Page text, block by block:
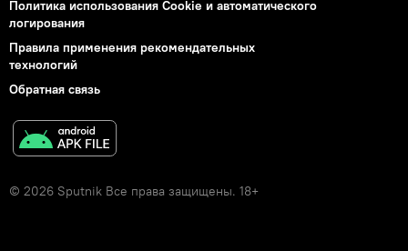
Политика использования Cookie и автоматического
логирования
Правила применения рекомендательных
технологий
Обратная связь
© 2026 Sputnik Все права защищены. 18+